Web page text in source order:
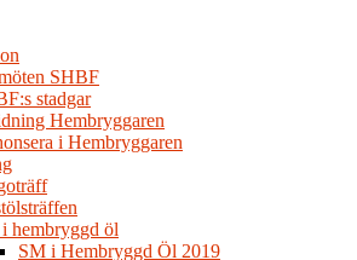
SHBF
stadgar
Hembryggaren
i Hembryggaren
hembryggd öl
SM i Hembryggd Öl 2019